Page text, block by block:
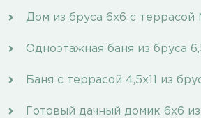
Дом из бруса 6х6 с
Одноэтажная баня из бруса
Баня с террасой 4,5х11 из
Готовый дачный домик 6х6